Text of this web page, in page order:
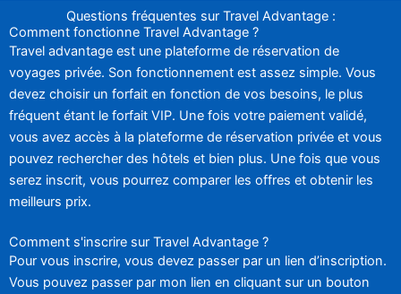
Questions fréquentes sur Travel Advantage :
Comment fonctionne Travel Advantage ?
Travel advantage est une plateforme de réservation de
voyages privée. Son fonctionnement est assez simple. Vous
devez choisir un forfait en fonction de vos besoins, le plus
fréquent étant le forfait VIP. Une fois votre paiement validé,
vous avez accès à la plateforme de réservation privée et vous
pouvez rechercher des hôtels et bien plus. Une fois que vous
serez inscrit, vous pourrez comparer les offres et obtenir les
meilleurs prix.
Comment s'inscrire sur Travel Advantage ?
Pour vous inscrire, vous devez passer par un lien d’inscription.
Vous pouvez passer par mon lien en cliquant sur un bouton